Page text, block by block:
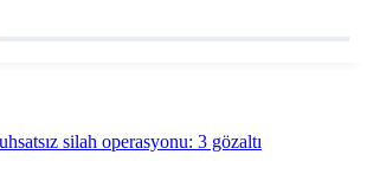
silah operasyonu: 3 gözaltı